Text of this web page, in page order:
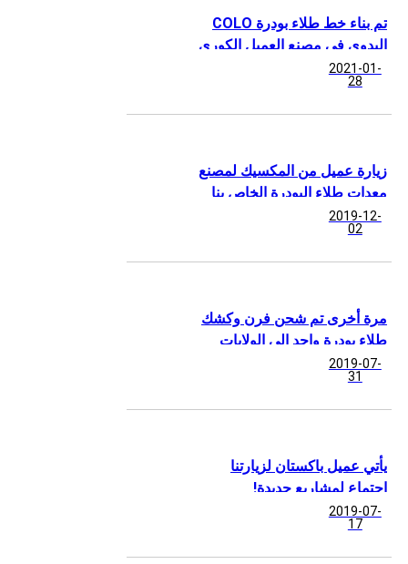
تم بناء خط طلاء بودرة COLO
اليدوي في مصنع العميل الكوري
2021-01-
28
زيارة عميل من المكسيك لمصنع
معدات طلاء البودرة الخاص بنا
2019-12-
02
مرة أخرى تم شحن فرن وكشك
طلاء بودرة واحد إلى الولايات
المتحدة
2019-07-
31
يأتي عميل باكستان لزيارتنا
اجتماع لمشاريع جديدة!
2019-07-
17